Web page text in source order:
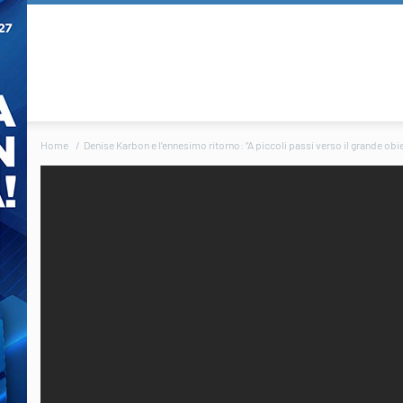
Home Denise Karbon e l’ennesimo ritorno: “A piccoli passi verso il grande